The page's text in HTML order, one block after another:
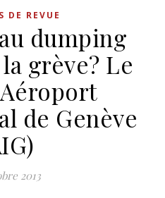
DE REVUE
dumping
grève? Le
de Genève
2013